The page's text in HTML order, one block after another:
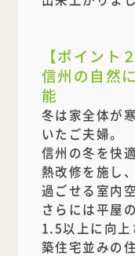
【ポイント２
信州の自然
能
冬は家全体が
いたご夫婦。
信州の冬を快
熱改修を施し
過ごせる室内
さらには平屋
1.5以上に向
築住宅並みの